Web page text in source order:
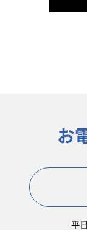
お
平